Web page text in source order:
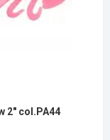
2" col.PA44